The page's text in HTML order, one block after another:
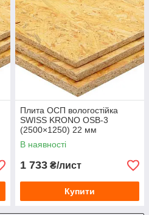
Плита ОСП вологостійка
SWISS KRONO OSB-3
(2500×1250) 22 мм
В наявності
1 733 ₴/лист
Купити